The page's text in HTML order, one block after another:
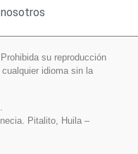
su reproducción
idioma sin la
Pitalito, Huila –